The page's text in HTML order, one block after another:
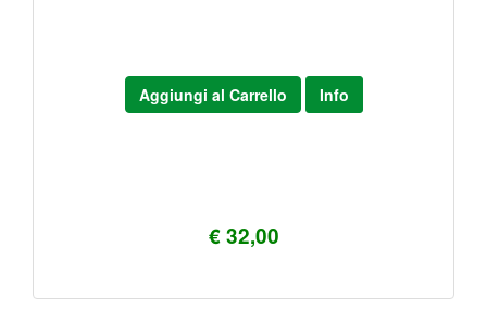
€ 32,00
Aggiungi al Carrello Info